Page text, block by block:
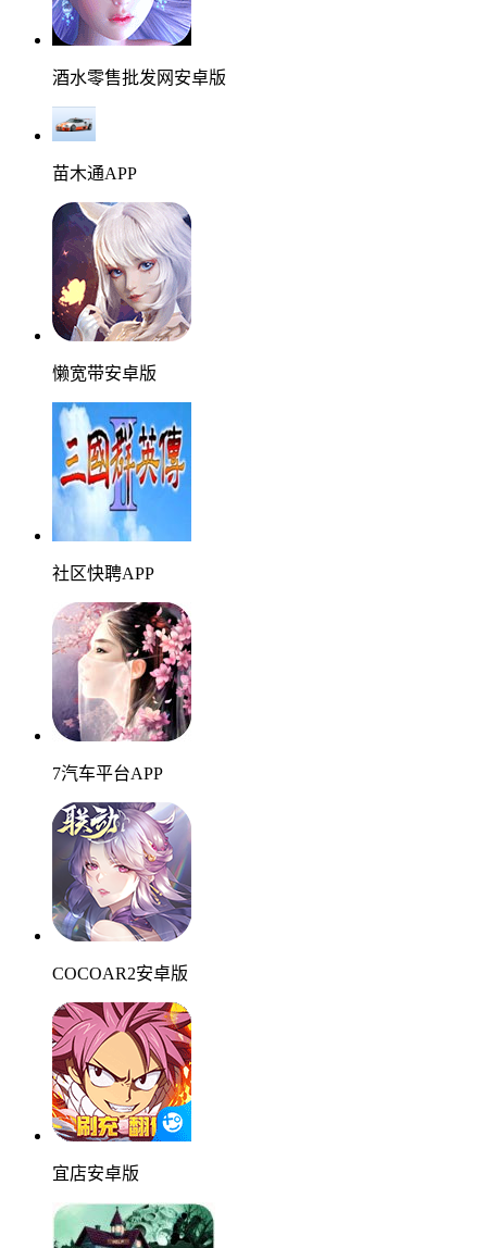
酒水零售批发网安卓版
苗木通APP
懒宽带安卓版
社区快聘APP
7汽车平台APP
COCOAR2安卓版
宜店安卓版